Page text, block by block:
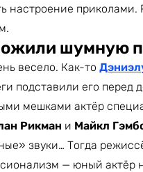
настроение приколами.
шумную
весело. Как-то
подставили его перед
мешками актёр
Рикман и Майкл
звуки… Тогда
— юный актёр